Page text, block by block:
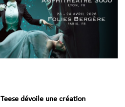
dévoile une création